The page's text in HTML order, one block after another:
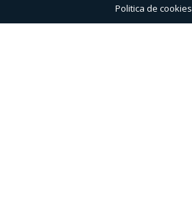
Politica de cookies